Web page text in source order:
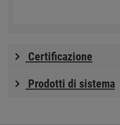
Certificazione
Prodotti di sistema